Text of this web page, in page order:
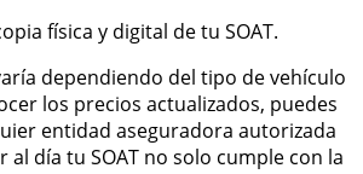
física y digital de tu SOAT.
dependiendo del tipo de vehículo
los precios actualizados, puedes
entidad aseguradora autorizada
al día tu SOAT no solo cumple con la